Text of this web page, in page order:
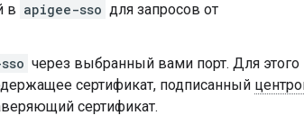
в apigee-sso для запросов от
через выбранный вами порт. Для этого
сертификат, подписанный
сертификат.